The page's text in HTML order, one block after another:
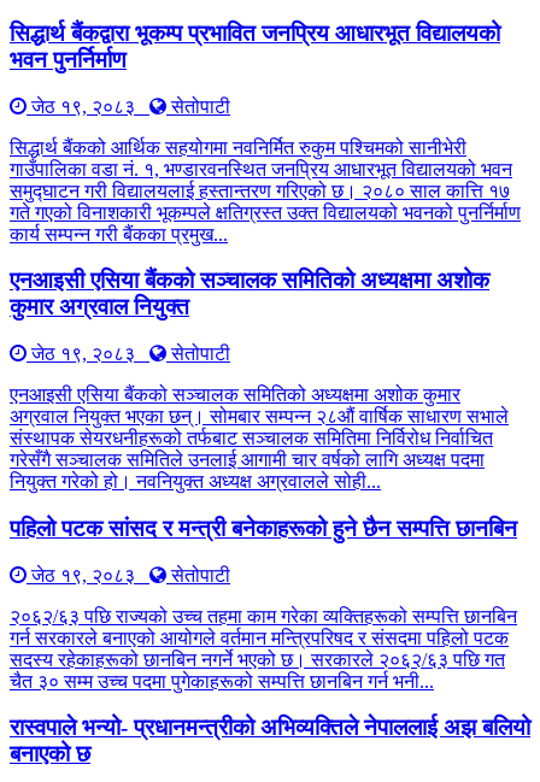
सिद्धार्थ बैंकद्वारा भूकम्प प्रभावित जनप्रिय आधारभूत विद्यालयको
भवन पुनर्निर्माण
जेठ १९, २०८३
सेतोपाटी
सिद्धार्थ बैंकको आर्थिक सहयोगमा नवनिर्मित रुकुम पश्चिमको सानीभेरी
गाउँपालिका वडा नं. १, भण्डारवनस्थित जनप्रिय आधारभूत विद्यालयको भवन
समुद्घाटन गरी विद्यालयलाई हस्तान्तरण गरिएको छ। २०८० साल कात्ति १७
गते गएको विनाशकारी भूकम्पले क्षतिग्रस्त उक्त विद्यालयको भवनको पुनर्निर्माण
कार्य सम्पन्न गरी बैंकका प्रमुख...
एनआइसी एसिया बैंकको सञ्चालक समितिको अध्यक्षमा अशोक
कुमार अग्रवाल नियुक्त
जेठ १९, २०८३
सेतोपाटी
एनआइसी एसिया बैंकको सञ्चालक समितिको अध्यक्षमा अशोक कुमार
अग्रवाल नियुक्त भएका छन्। सोमबार सम्पन्न २८औं वार्षिक साधारण सभाले
संस्थापक सेयरधनीहरूको तर्फबाट सञ्चालक समितिमा निर्विरोध निर्वाचित
गरेसँगै सञ्चालक समितिले उनलाई आगामी चार वर्षको लागि अध्यक्ष पदमा
नियुक्त गरेको हो। नवनियुक्त अध्यक्ष अग्रवालले सोही...
पहिलो पटक सांसद र मन्त्री बनेकाहरूको हुने छैन सम्पत्ति छानबिन
जेठ १९, २०८३
सेतोपाटी
२०६२/६३ पछि राज्यको उच्च तहमा काम गरेका व्यक्तिहरूको सम्पत्ति छानबिन
गर्न सरकारले बनाएको आयोगले वर्तमान मन्त्रिपरिषद र संसदमा पहिलो पटक
सदस्य रहेकाहरूको छानबिन नगर्ने भएको छ। सरकारले २०६२/६३ पछि गत
चैत ३० सम्म उच्च पदमा पुगेकाहरूको सम्पत्ति छानबिन गर्न भनी...
रास्वपाले भन्यो- प्रधानमन्त्रीको अभिव्यक्तिले नेपाललाई अझ बलियो
बनाएको छ